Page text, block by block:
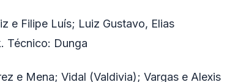
e Filipe Luís; Luiz Gustavo, Elias
Técnico: Dunga
e Mena; Vidal (Valdivia); Vargas e Alexis